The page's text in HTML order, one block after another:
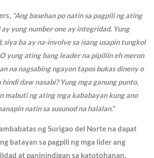
“Ang basehan po natin sa pagpili ng ating
ay yung number one ay integridad. Yung
siya ba ay na-involve sa isang usapin tungkol
yung ating bang leader na pipiliin eh meron
na nagsabing ngayon tapos bukas dineny o
daw nasabi? Yung mga ganung punto,
mabuti ng ating mga kababayan kung ano
natin sa susunod na halalan.”
ng Surigao del Norte na dapat
batayan sa pagpili ng mga lider ang
at paninindigan sa katotohanan.